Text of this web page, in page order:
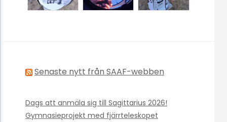
Senaste nytt från SAAF-webben
Dags att anmäla sig till Sagittarius 2026!
Gymnasieprojekt med fjärrteleskopet